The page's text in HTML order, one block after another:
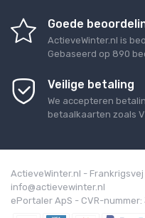
Goede
ActieveWinter.nl is
Gebaseerd op 890
Veilige betaling
We accepteren
betaalkaarten zoals
ActieveWinter.nl -
info@actievewinter.nl
ePortaler ApS - CVR-